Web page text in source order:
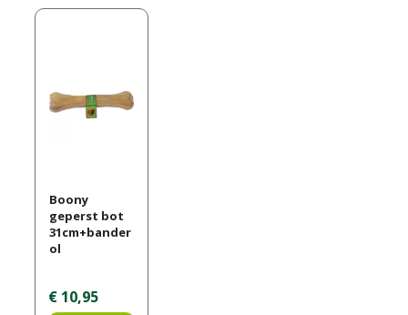
Boony
geperst bot
31cm+bander
ol
€ 10,95